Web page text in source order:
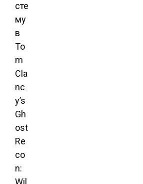
сте
му
в
To
m
Cla
nc
y’s
Gh
ost
Re
co
n:
Wil